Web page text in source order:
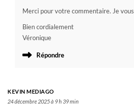
Merci pour votre commentaire. Je
Bien cordialement
Véronique
Répondre
KEVIN MEDIAGO
24 décembre 2025 à 9 h 39 min